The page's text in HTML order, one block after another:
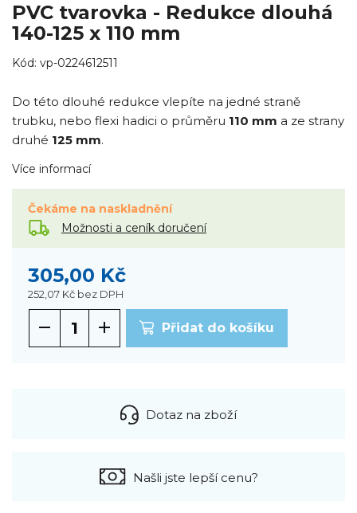
PVC tvarovka - Redukce dlouhá
140-125 x 110 mm
Kód: vp-0224612511
Do této dlouhé redukce vlepíte na jedné straně
trubku, nebo flexi hadici o průměru 110 mm a ze strany
druhé 125 mm.
Více informací
Čekáme na naskladnění
Možnosti a ceník doručení
305,00 Kč
252,07 Kč bez DPH
Přidat do košíku
Dotaz na zboží
Našli jste lepší cenu?